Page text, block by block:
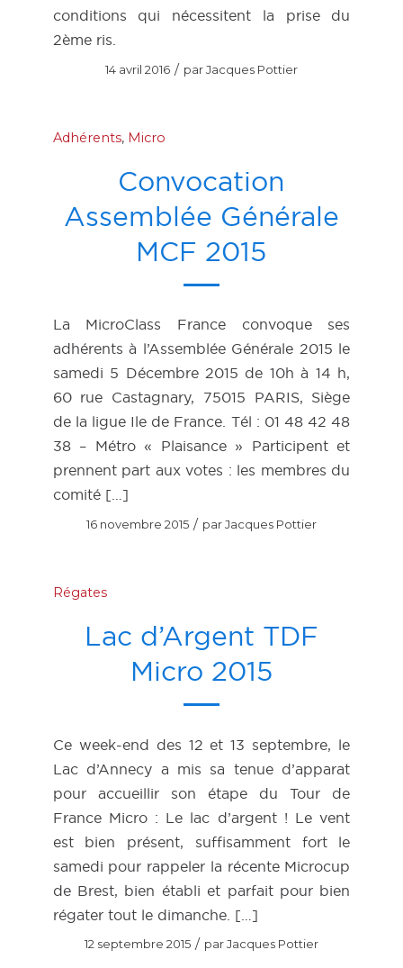
conditions qui nécessitent la prise du
2ème ris.
14 avril 2016 / parJacques Pottier
Adhérents, Micro
Convocation
Assemblée Générale
MCF 2015
La MicroClass France convoque ses
adhérents à l’Assemblée Générale 2015 le
samedi 5 Décembre 2015 de 10h à 14 h,
60 rue Castagnary, 75015 PARIS, Siège
de la ligue Ile de France. Tél : 01 48 42 48
38 – Métro « Plaisance » Participent et
prennent part aux votes : les membres du
comité […]
16 novembre 2015 / parJacques Pottier
Régates
Lac d’Argent TDF
Micro 2015
Ce week-end des 12 et 13 septembre, le
Lac d’Annecy a mis sa tenue d’apparat
pour accueillir son étape du Tour de
France Micro : Le lac d’argent ! Le vent
est bien présent, suffisamment fort le
samedi pour rappeler la récente Microcup
de Brest, bien établi et parfait pour bien
régater tout le dimanche. […]
12 septembre 2015 / parJacques Pottier